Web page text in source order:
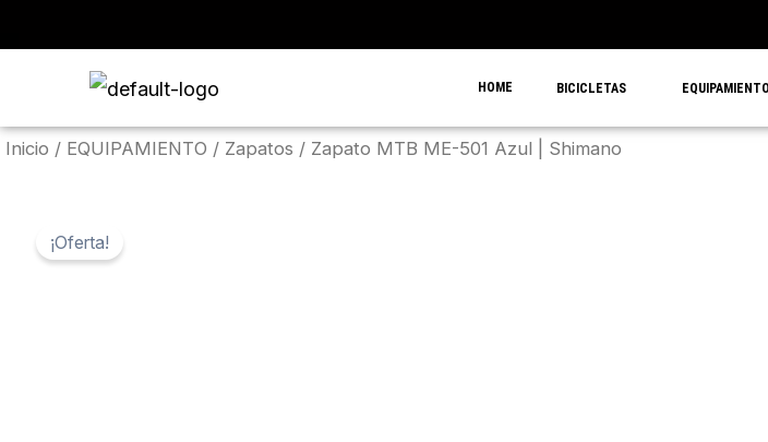
HOME BICICLETAS EQUIPAMIENTO
Inicio / EQUIPAMIENTO / Zapatos / Zapato MTB ME-501 Azul | Shimano
¡Oferta!